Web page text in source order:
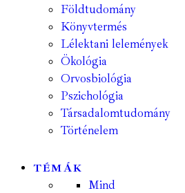
Földtudomány
Könyvtermés
Lélektani lelemények
Ökológia
Orvosbiológia
Pszichológia
Társadalomtudomány
Történelem
TÉMÁK
Mind